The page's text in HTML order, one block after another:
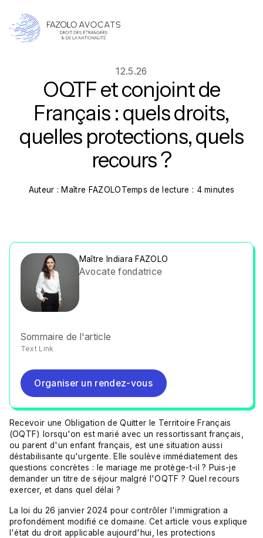
12.5.26
OQTF et conjoint de
Français : quels droits,
quelles protections, quels
recours ?
Auteur : Maître FAZOLOTemps de lecture : 4 minutes
Recevoir une Obligation de Quitter le Territoire Français
(OQTF) lorsqu'on est marié avec un ressortissant français,
ou parent d'un enfant français, est une situation aussi
déstabilisante qu'urgente. Elle soulève immédiatement des
questions concrètes : le mariage me protège-t-il ? Puis-je
demander un titre de séjour malgré l'OQTF ? Quel recours
exercer, et dans quel délai ?
La loi du 26 janvier 2024 pour contrôler l'immigration a
profondément modifié ce domaine. Cet article vous explique
l'état du droit applicable aujourd'hui, les protections
Maître Indiara FAZOLO
Avocate fondatrice
Sommaire de l'article
Text Link
Organiser un rendez-vous
Organiser un rendez-vous